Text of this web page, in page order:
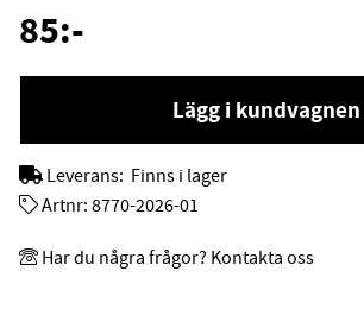
85:-
Lägg i kundvagnen
Leverans: Finns i lager
Artnr: 8770-2026-01
Har du några frågor? Kontakta oss